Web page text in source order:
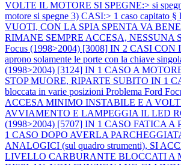
VOLTE IL MOTORE SI SPEGNE:> si
motore si spegne 3) CASI:> 1 caso capitato §
VUOTI, CON LA SPIA SPENTA VA BENE
RIMANE SEMPRE ACCESA, NESSUNA
Focus (1998>2004) [3008] IN 2 CASI
aprono solamente le porte con la chiave
(1998>2004) [3124] IN 1 CASO A
STOP MUORE, RIPARTE SUBITO IN 1
bloccata in varie posizioni Problema Ford
ACCESA MINIMO INSTABILE E A
AVVIAMENTO E LAMPEGGIA IL LED
(1998>2004) [5707] IN 1 CASO FATICA
1 CASO DOPO AVERLA
ANALOGICI (sul quadro strumenti), SI
LIVELLO CARBURANTE BLOCCATI A